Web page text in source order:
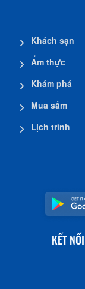
Ẩm thực
KẾT